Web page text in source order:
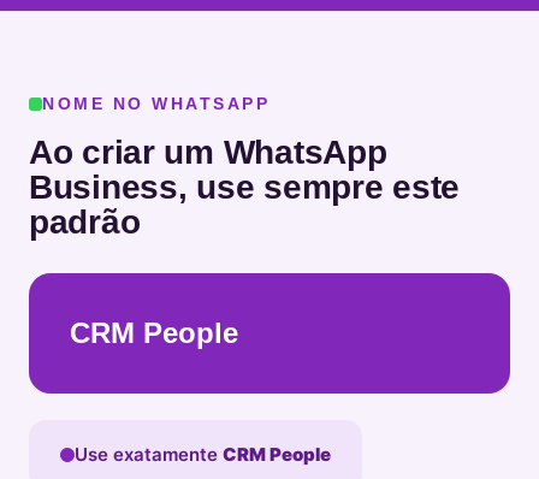
NOME NO WHATSAPP
Ao criar um WhatsApp
Business, use sempre este
padrão
CRM People
Use exatamente CRM People